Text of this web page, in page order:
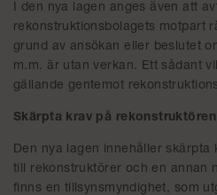
I den nya lagen anges även att
rekonstruktionsbolagets motpart
grund av ansökan eller beslutet
m.m. är utan verkan. Ett sådant
gällande gentemot
Skärpta krav på
Den nya lagen innehåller skärpta
till rekonstruktörer och en annan
finns en tillsynsmyndighet, som